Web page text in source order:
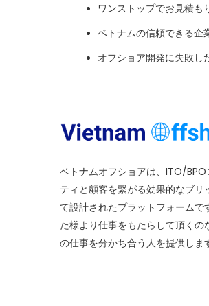
ワンストップでお見積も
ベトナムの信頼できる企
オフショア開発に失敗し
ベトナムオフショアは、ITO/BPO
ティと顧客を繋がる効果的なブリ
て設計されたプラットフォームで
た様より仕事をもたらして頂くの
の仕事を分かち合う人を提供しま